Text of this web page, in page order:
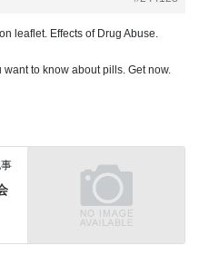
leaflet. Effects of Drug Abuse.
want to know about pills. Get now.